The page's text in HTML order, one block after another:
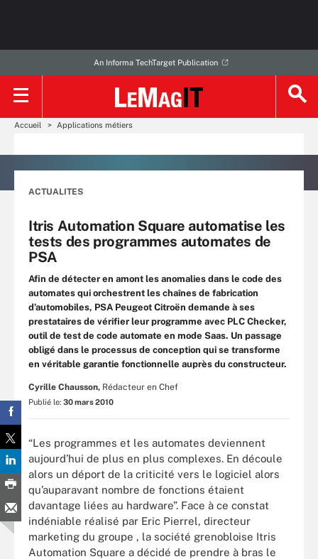
An Informa TechTarget Publication
Accueil Applications métiers
ACTUALITES
Itris Automation Square automatise les
tests des programmes automates de
PSA
Afin de détecter en amont les anomalies dans le code des
automates qui orchestrent les chaînes de fabrication
d’automobiles, PSA Peugeot Citroën demande à ses
prestataires de vérifier leur programme avec PLC Checker,
outil de test de code automate en mode Saas. Un passage
obligé dans le processus de conception qui se transforme
en véritable garantie fonctionnelle auprès du constructeur.
Cyrille Chausson, Rédacteur en Chef
Publié le: 30 mars 2010
“Les programmes et les automates deviennent
aujourd’hui de plus en plus complexes. En découle
alors un déport de la criticité vers le logiciel alors
qu’auparavant nombre de fonctions étaient
davantage liées au hardware”. Face à ce constat
indéniable réalisé par Eric Pierrel, directeur
marketing du groupe , la société grenobloise Itris
Automation Square a décidé de prendre à bras le